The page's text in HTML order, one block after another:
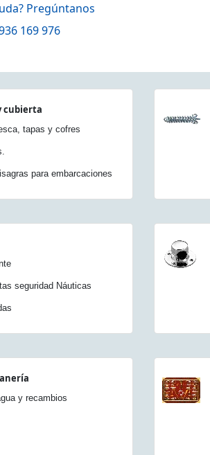
Pregúntanos
169 976
cubierta
tapas y cofres
para embarcaciones
seguridad Náuticas
y recambios